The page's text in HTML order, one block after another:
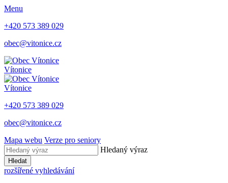
Menu
+420 573 389 029
obec@vitonice.cz
Vítonice
Vítonice
+420 573 389 029
obec@vitonice.cz
Mapa webu Verze pro seniory
Hledaný výraz
Hledat
rozšířené vyhledávání